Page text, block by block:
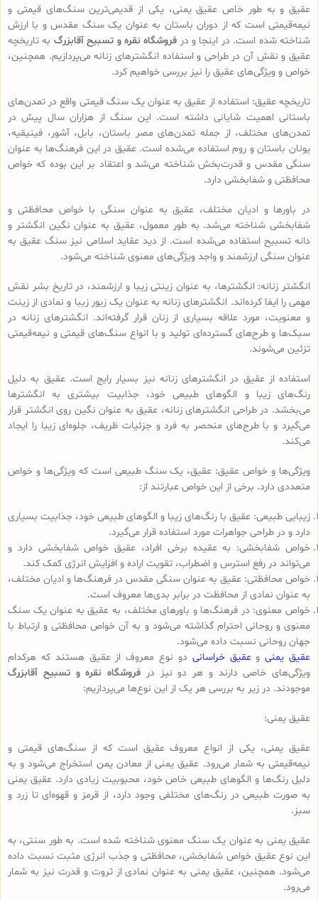
عقیق و به طور خاص عقیق یمنی، یکی از قدیمی‌ترین سنگ‌های قیمتی و
نیمه‌قیمتی است که از دوران باستان به عنوان یک سنگ مقدس و با ارزش
شناخته شده است. در اینجا و در فروشگاه نقره و تسبیح آقابزرگ به تاریخچه
عقیق و نقش آن در طراحی و استفاده انگشترهای زنانه می‌پردازیم. همچنین،
خواص و ویژگی‌های عقیق را نیز بررسی خواهیم کرد.
تاریخچه عقیق: استفاده از عقیق به عنوان یک سنگ قیمتی واقع در تمدن‌های
باستانی اهمیت شایانی داشته است. این سنگ از هزاران سال پیش در
تمدن‌های مختلف، از جمله تمدن‌های مصر باستان، بابل، آشور، فینیقیه،
یونان باستان و روم استفاده می‌شده است. عقیق در این فرهنگ‌ها به عنوان
سنگی مقدس و قدرت‌بخش شناخته می‌شد و اعتقاد بر این بوده که خواص
محافظتی و شفابخشی دارد.
در باورها و ادیان مختلف، عقیق به عنوان سنگی با خواص محافظتی و
شفابخشی شناخته می‌شد. به طور معمول، عقیق به عنوان نگین انگشتر و
دانه تسبیح استفاده می‌شده است. از دید عقاید اسلامی نیز سنگ عقیق به
عنوان سنگی ارزشمند و واجد ویژگی‌های معنوی شناخته می‌شود.
انگشتر زنانه: انگشترها، به عنوان زینتی زیبا و ارزشمند، در تاریخ بشر نقش
مهمی را ایفا کرده‌اند. انگشترهای زنانه به عنوان یک زیور زیبا و نمادی از زینت
و معنویت، مورد علاقه بسیاری از زنان قرار گرفته‌اند. انگشترهای زنانه در
سبک‌ها و طرح‌های گسترده‌ای تولید و با انواع سنگ‌های قیمتی و نیمه‌قیمتی
تزئین می‌شوند.
استفاده از عقیق در انگشترهای زنانه نیز بسیار رایج است. عقیق به دلیل
رنگ‌های زیبا و الگوهای طبیعی خود، جذابیت بیشتری به انگشترها
می‌بخشد. در طراحی انگشترهای زنانه، عقیق به عنوان نگین روی انگشتر قرار
می‌گیرد و با طرح‌های منحصر به فرد و جزئیات ظریف، جلوه‌ای زیبا را ایجاد
می‌کند.
ویژگی‌ها و خواص عقیق: عقیق، یک سنگ طبیعی است که ویژگی‌ها و خواص
متعددی دارد. برخی از این خواص عبارتند از:
زیبایی طبیعی: عقیق با رنگ‌های زیبا و الگوهای طبیعی خود، جذابیت بسیاری
دارد و در طراحی جواهرات مورد استفاده قرار می‌گیرد.
خواص شفابخشی: به عقیده برخی افراد، عقیق خواص شفابخشی دارد و
می‌تواند در رفع استرس و اضطراب، تقویت اراده و افزایش انرژی کمک کند.
خواص محافظتی: عقیق به عنوان سنگی مقدس در فرهنگ‌ها و ادیان مختلف،
به عنوان نمادی از محافظت در برابر بدی‌ها معروف است.
خواص معنوی: در فرهنگ‌ها و باورهای مختلف، به عقیق به عنوان یک سنگ
معنوی و روحانی احترام گذاشته می‌شود و به آن خواص محافظتی و ارتباط با
جهان روحانی نسبت داده می‌شود.
عقیق یمنیوعقیق خراسانی دو نوع معروف از عقیق هستند که هرکدام
ویژگی‌های خاصی دارند و هر دو نیز در فروشگاه نقره و تسبیح آقابزرگ
موجودند. در زیر به بررسی هر یک از این نوع‌ها می‌پردازیم:
عقیق یمنی:
عقیق یمنی، یکی از انواع معروف عقیق است که از سنگ‌های قیمتی و
نیمه‌قیمتی به شمار می‌رود. عقیق یمنی از معادن یمن استخراج می‌شود و به
دلیل رنگ‌ها و الگوهای طبیعی خاص خود، محبوبیت زیادی دارد. عقیق یمنی
به صورت طبیعی در رنگ‌های مختلفی وجود دارد، از قرمز و قهوه‌ای تا زرد و
سبز.
عقیق یمنی به عنوان یک سنگ معنوی شناخته شده است. به طور سنتی، به
این نوع عقیق خواص شفابخشی، محافظتی و جذب انرژی مثبت نسبت داده
می‌شود. همچنین، عقیق یمنی به عنوان نمادی از ثروت و قدرت نیز به شمار
می‌رود.